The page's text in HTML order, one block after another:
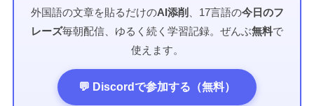
外国語の文章を貼るだけのAI添削 、17言語の今日のフ
レーズ毎朝配信、ゆるく続く学習記録。ぜんぶ無料で
使えます。
💬 Discordで参加する（無料）